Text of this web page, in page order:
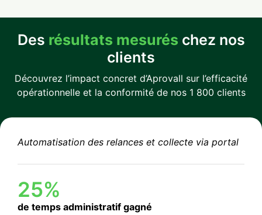
Des résultats mesurés chez nos
clients
Découvrez l’impact concret d’Aprovall sur l’efficacité
opérationnelle et la conformité de nos 1 800 clients
Automatisation des relances et collecte via portal
25%
de temps administratif gagné